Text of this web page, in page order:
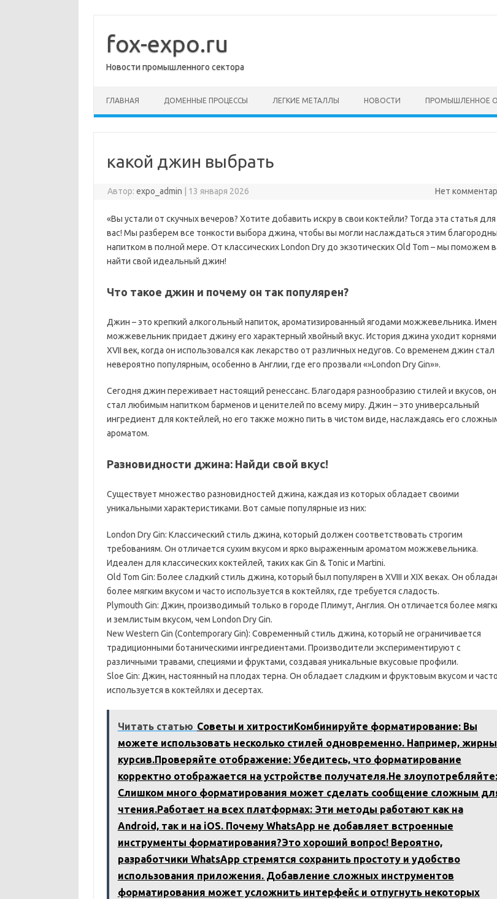
содержимому
fox-expo.ru
Новости промышленного сектора
ГЛАВНАЯ ДОМЕННЫЕ ПРОЦЕССЫ ЛЕГКИЕ МЕТАЛЛЫ НОВОСТИ ПРОМЫШЛЕННОЕ
какой джин выбрать
Автор:expo_admin 13 января 2026 Нет
«Вы устали от скучных вечеров? Хотите добавить искру в свои коктейли? Тогда эта статья для
вас! Мы разберем все тонкости выбора джина, чтобы вы могли наслаждаться этим
напитком в полной мере. От классических London Dry до экзотических Old Tom – мы поможем
найти свой идеальный джин!
Что такое джин и почему он так популярен?
Джин – это крепкий алкогольный напиток, ароматизированный ягодами можжевельника.
можжевельник придает джину его характерный хвойный вкус. История джина уходит корнями
XVII век, когда он использовался как лекарство от различных недугов. Со временем джин стал
невероятно популярным, особенно в Англии, где его прозвали «»London Dry Gin»».
Сегодня джин переживает настоящий ренессанс. Благодаря разнообразию стилей и вкусов, он
стал любимым напитком барменов и ценителей по всему миру. Джин – это универсальный
ингредиент для коктейлей, но его также можно пить в чистом виде, наслаждаясь его
ароматом.
Разновидности джина: Найди свой вкус!
Существует множество разновидностей джина, каждая из которых обладает своими
уникальными характеристиками. Вот самые популярные из них:
London Dry Gin: Классический стиль джина, который должен соответствовать строгим
требованиям. Он отличается сухим вкусом и ярко выраженным ароматом можжевельника.
Идеален для классических коктейлей, таких как Gin & Tonic и Martini.
Old Tom Gin: Более сладкий стиль джина, который был популярен в XVIII и XIX веках. Он
более мягким вкусом и часто используется в коктейлях, где требуется сладость.
Plymouth Gin: Джин, производимый только в городе Плимут, Англия. Он отличается более
и землистым вкусом, чем London Dry Gin.
New Western Gin (Contemporary Gin): Современный стиль джина, который не ограничивается
традиционными ботаническими ингредиентами. Производители экспериментируют с
различными травами, специями и фруктами, создавая уникальные вкусовые профили.
Sloe Gin: Джин, настоянный на плодах терна. Он обладает сладким и фруктовым вкусом и часто
используется в коктейлях и десертах.
Читать статью Советы и хитростиКомбинируйте форматирование: Вы
можете использовать несколько стилей одновременно. Например,
курсив.Проверяйте отображение: Убедитесь, что форматирование
корректно отображается на устройстве получателя.Не злоупотребляйте:
Слишком много форматирования может сделать сообщение сложным
чтения.Работает на всех платформах: Эти методы работают как на
Android, так и на iOS. Почему WhatsApp не добавляет встроенные
инструменты форматирования?Это хороший вопрос! Вероятно,
разработчики WhatsApp стремятся сохранить простоту и удобство
использования приложения. Добавление сложных инструментов
форматирования может усложнить интерфейс и отпугнуть некоторых